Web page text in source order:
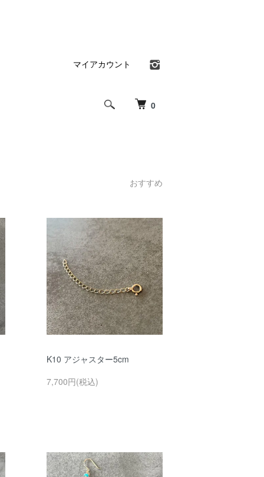
0
マイアカウント
おすすめ
K10 アジャスター5cm
7,700円(税込)